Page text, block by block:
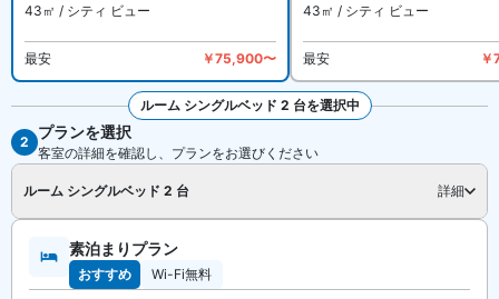
43㎡ / シティ ビュー
最安 ￥75,900〜
43㎡ / シティ ビュー
最安
ルーム シングルベッド 2 台を選択中
2 プランを選択
客室の詳細を確認し、プランをお選びください
ルーム シングルベッド 2 台 詳細
素泊まりプラン
おすすめ Wi-Fi無料